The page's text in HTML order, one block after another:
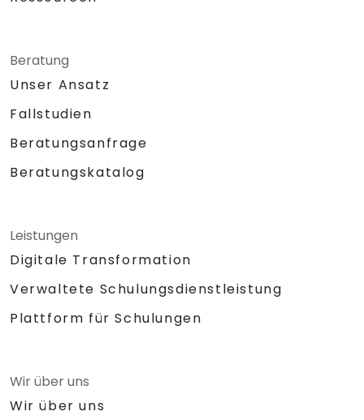
Beratung
Unser Ansatz
Fallstudien
Beratungsanfrage
Beratungskatalog
Leistungen
Digitale Transformation
Verwaltete Schulungsdienstleistung
Plattform für Schulungen
Wir über uns
Wir über uns